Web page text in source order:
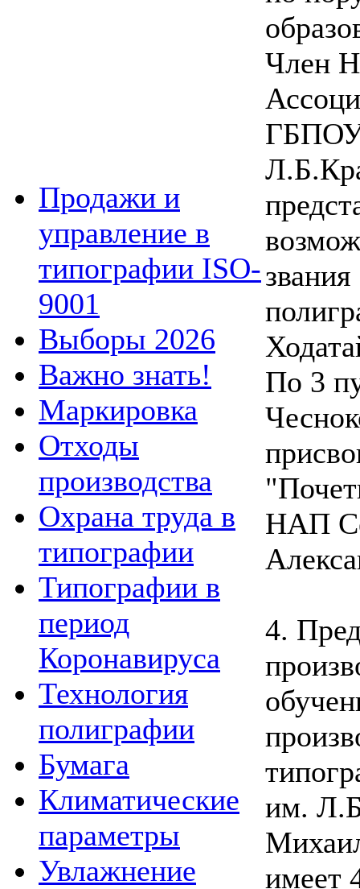
Продажи и
управление в
типографии ISO-
9001
Выборы 2026
Важно знать!
Маркировка
Отходы
производства
Охрана труда в
типографии
Типографии в
период
Коронавируса
Технология
полиграфии
Бумага
Климатические
параметры
Увлажнение
Член
По 3
НАП
4.
им.
имеет